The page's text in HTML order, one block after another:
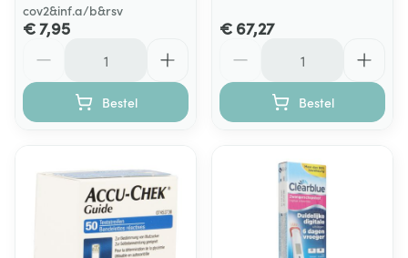
cov2&inf.a/b&rsv
€ 7,95
Bestel
€ 67,27
Bestel